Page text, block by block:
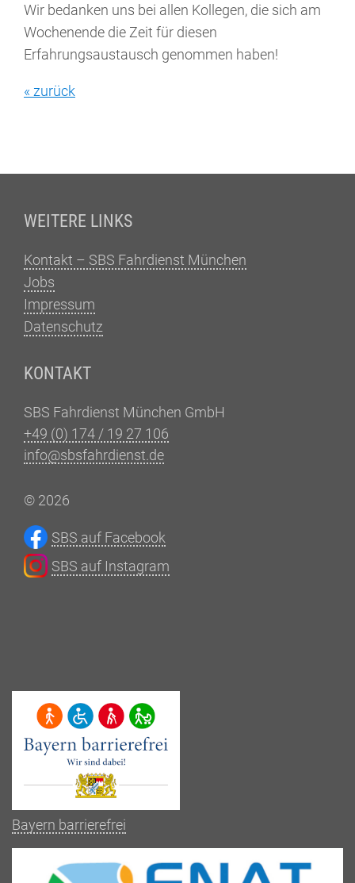
Wir bedanken uns bei allen Kollegen, die sich am
Wochenende die Zeit für diesen
Erfahrungsaustausch genommen haben!
« zurück
WEITERE LINKS
Kontakt – SBS Fahrdienst München
Jobs
Impressum
Datenschutz
KONTAKT
SBS Fahrdienst München GmbH
+49 (0) 174 / 19 27 106
info@sbsfahrdienst.de
© 2026
SBS auf Facebook
SBS auf Instagram
Bayern barrierefrei